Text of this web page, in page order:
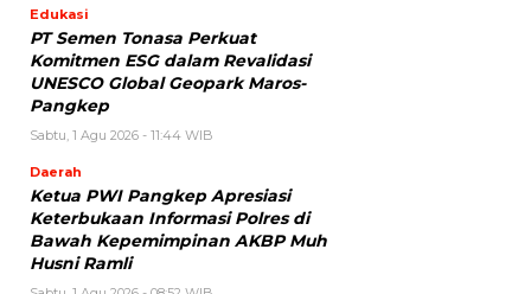
Edukasi
PT Semen Tonasa Perkuat
Komitmen ESG dalam Revalidasi
UNESCO Global Geopark Maros-
Pangkep
Sabtu, 1 Agu 2026 - 11:44 WIB
Daerah
Ketua PWI Pangkep Apresiasi
Keterbukaan Informasi Polres di
Bawah Kepemimpinan AKBP Muh
Husni Ramli